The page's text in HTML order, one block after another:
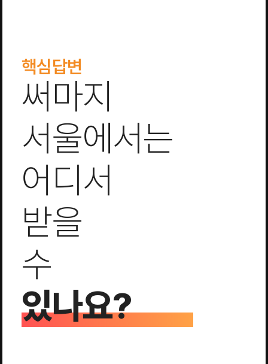
핵심답변
써마지
서울에서는
어디서
받을
수
있나요?